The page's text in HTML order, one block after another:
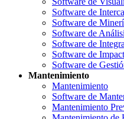
Software de
Software de
Software de
Software de
Software de
Software de
Mantenimiento
Mantenimiento
Software de
Mantenimiento